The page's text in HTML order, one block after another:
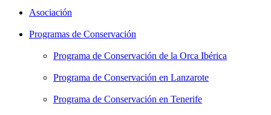
Asociación
Programas de Conservación
Programa de Conservación de la Orca Ibérica
Programa de Conservación en Lanzarote
Programa de Conservación en Tenerife